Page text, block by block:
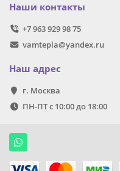
Наши контакты
+7 963 929 98 75
vamtepla@yandex.ru
Наш адрес
г. Москва
ПН-ПТ с 10:00 до 18:00